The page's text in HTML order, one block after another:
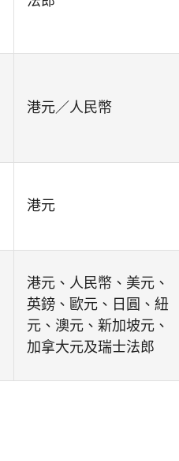
港元／人民幣
港元
港元、人民幣、美元、
英鎊、歐元、日圓、紐
元、澳元、新加坡元、
加拿大元及瑞士法郎